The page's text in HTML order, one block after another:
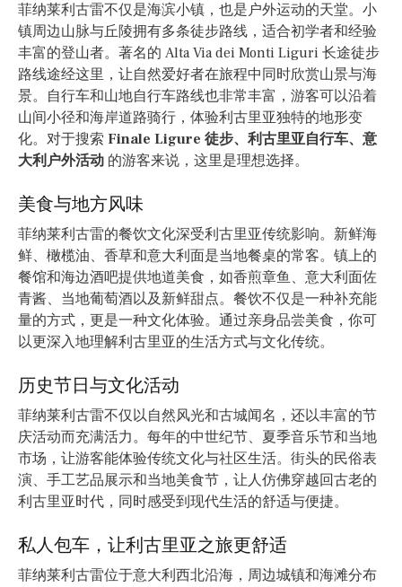
菲纳莱利古雷不仅是海滨小镇，也是户外运动的天堂。小
镇周边山脉与丘陵拥有多条徒步路线，适合初学者和经验
丰富的登山者。著名的 Alta Via dei Monti Liguri 长途徒步
路线途经这里，让自然爱好者在旅程中同时欣赏山景与海
景。自行车和山地自行车路线也非常丰富，游客可以沿着
山间小径和海岸道路骑行，体验利古里亚独特的地形变
化。对于搜索 Finale Ligure 徒步、利古里亚自行车、意
大利户外活动 的游客来说，这里是理想选择。
美食与地方风味
菲纳莱利古雷的餐饮文化深受利古里亚传统影响。新鲜海
鲜、橄榄油、香草和意大利面是当地餐桌的常客。镇上的
餐馆和海边酒吧提供地道美食，如香煎章鱼、意大利面佐
青酱、当地葡萄酒以及新鲜甜点。餐饮不仅是一种补充能
量的方式，更是一种文化体验。通过亲身品尝美食，你可
以更深入地理解利古里亚的生活方式与文化传统。
历史节日与文化活动
菲纳莱利古雷不仅以自然风光和古城闻名，还以丰富的节
庆活动而充满活力。每年的中世纪节、夏季音乐节和当地
市场，让游客能体验传统文化与社区生活。街头的民俗表
演、手工艺品展示和当地美食节，让人仿佛穿越回古老的
利古里亚时代，同时感受到现代生活的舒适与便捷。
私人包车，让利古里亚之旅更舒适
菲纳莱利古雷位于意大利西北沿海，周边城镇和海滩分布